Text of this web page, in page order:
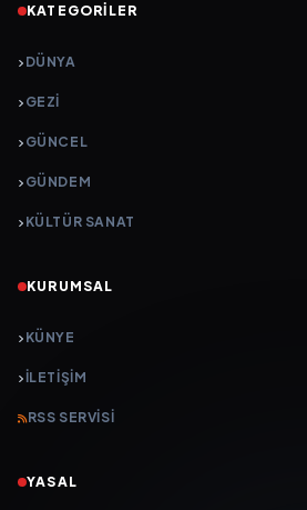
KATEGORILER
DÜNYA
GEZI
GÜNCEL
GÜNDEM
KÜLTÜR SANAT
KURUMSAL
KÜNYE
İLETIŞIM
RSS SERVISI
YASAL